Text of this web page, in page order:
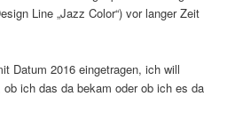
Line „Jazz Color“) vor langer Zeit
Datum 2016 eingetragen, ich will
ich das da bekam oder ob ich es da